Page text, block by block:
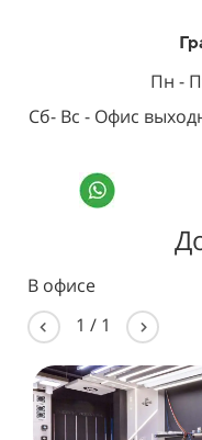
Пн -
Сб- Вс - Офис
В офисе
1 / 1